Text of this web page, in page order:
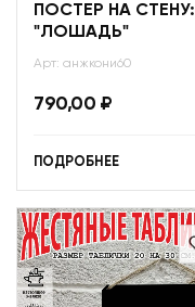
ПОСТЕР НА СТЕНУ:
"ЛОШАДЬ"
Арт: анжкони60
790,00 ₽
ПОДРОБНЕЕ